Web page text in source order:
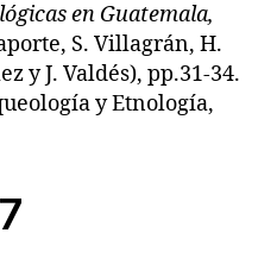
en Guatemala,
S. Villagrán, H.
y J. Valdés), pp.31-34.
y Etnología,
7